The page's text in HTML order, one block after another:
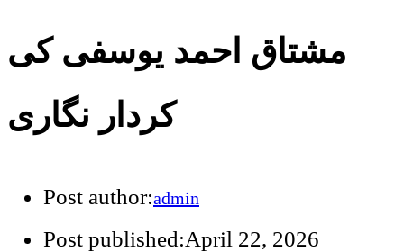
مشتاق احمد یوسفی کی
کردار نگاری
Post author:admin
Post published:April 22, 2026